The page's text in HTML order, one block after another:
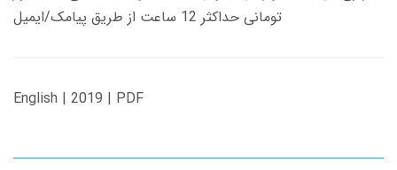
تومانی حداکثر 12 ساعت از طریق پیامک/ایمیل
English | 2019 | PDF